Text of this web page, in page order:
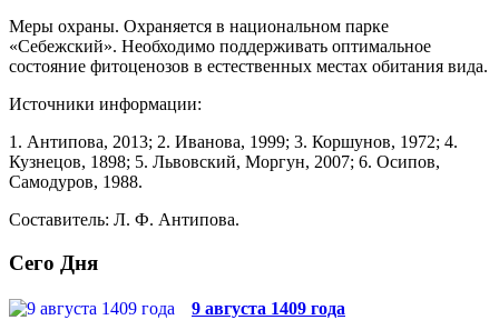
Меры охраны. Охраняется в национальном парке
«Себежский». Необходимо поддерживать оп­тимальное
состояние фитоценозов в естественных местах обитания вида.
Источники информации:
1. Антипова, 2013; 2. Иванова, 1999; 3. Коршунов, 1972; 4.
Кузнецов, 1898; 5. Львовский, Моргун, 2007; 6. Осипов,
Самодуров, 1988.
Составитель: Л. Ф. Антипова.
Сего Дня
9 августа 1409 года